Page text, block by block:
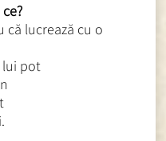
că lucrează cu o
lui pot